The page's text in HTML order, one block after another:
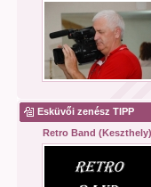
Esküvői zenész TIPP
Retro Band (Keszthely)